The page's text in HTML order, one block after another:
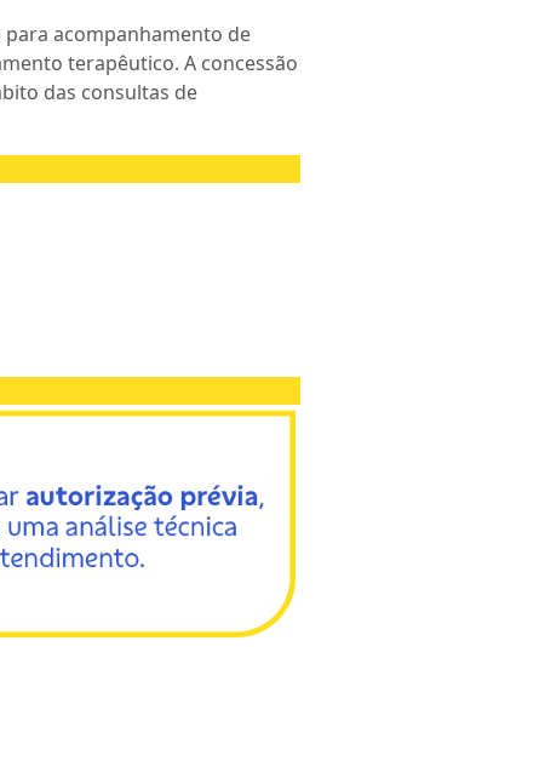
acompanhamento de
terapêutico. A concessão
das consultas de